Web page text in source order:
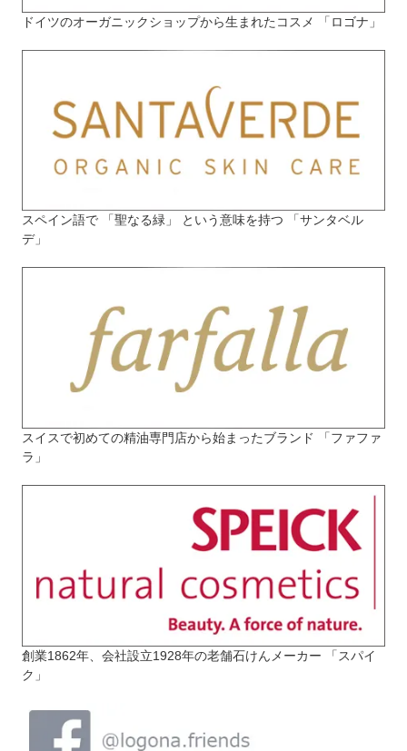
ドイツのオーガニックショップから生まれたコスメ 「ロゴナ」
スペイン語で 「聖なる緑」 という意味を持つ 「サンタベル
デ」
スイスで初めての精油専門店から始まったブランド 「ファファ
ラ」
創業1862年、会社設立1928年の老舗石けんメーカー 「スパイ
ク」